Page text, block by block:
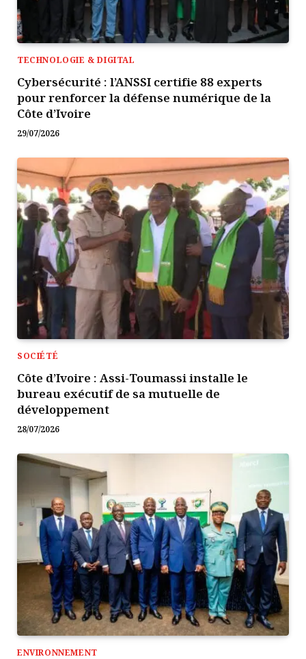
TECHNOLOGIE & DIGITAL
Cybersécurité : l’ANSSI certifie 88 experts
pour renforcer la défense numérique de la
Côte d’Ivoire
29/07/2026
SOCIÉTÉ
Côte d’Ivoire : Assi-Toumassi installe le
bureau exécutif de sa mutuelle de
développement
28/07/2026
ENVIRONNEMENT